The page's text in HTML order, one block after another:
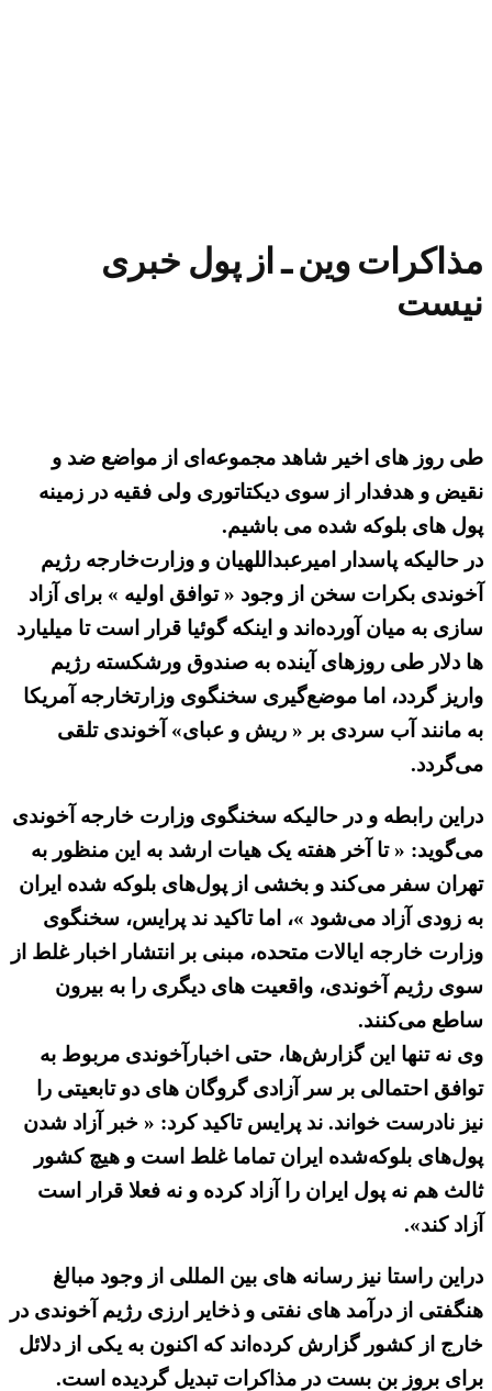
مذاکرات وین ـ از پول خبری
نیست
طی روز های اخیر شاهد مجموعه‌ای از مواضع ضد و
نقیض و هدفدار از سوی دیکتاتوری ولی فقیه در زمینه
پول های بلوکه شده می باشیم.
در حالیکه پاسدار امیرعبداللهیان و وزارت‌خارجه رژیم
آخوندی بکرات سخن از وجود « توافق اولیه » برای آزاد
سازی به میان آورده‌اند و اینکه گوئیا قرار است تا میلیارد
ها دلار طی روزهای آینده به صندوق ورشکسته رژیم
واریز گردد، اما موضع‌گیری سخنگوی وزارتخارجه آمریکا
به مانند آب سردی بر « ریش و عبای» آخوندی تلقی
می‌گردد.
دراین رابطه و در حالیکه سخنگوی وزارت خارجه آخوندی
می‌گوید: « تا آخر هفته‌ یک هیات ارشد به این منظور به
تهران سفر می‌کند و بخشی از پول‌های بلوکه شده ایران
به زودی آزاد می‌شود »، اما تاکید ند پرایس، سخنگوی
وزارت خارجه ایالات متحده، مبنی بر انتشار اخبار غلط از
سوی رژیم آخوندی، واقعیت های دیگری را به بیرون
ساطع می‌کنند.
وی نه تنها این گزارش‌ها، حتی اخبارآخوندی مربوط به
توافق احتمالی بر سر آزادی گروگان های دو تابعیتی را
نیز نادرست خواند. ند پرایس تاکید کرد: « خبر آزاد شدن
پول‌های بلوکه‌شده ایران تماما غلط است و هیچ کشور
ثالث هم نه پول ایران را آزاد کرده و نه فعلا قرار است
آزاد کند».
دراین راستا نیز رسانه های بین المللی از وجود مبالغ
هنگفتی از درآمد های نفتی و ذخایر ارزی رژیم آخوندی در
خارج از کشور گزارش کرده‌اند که اکنون به یکی از دلائل
برای بروز بن بست در مذاکرات تبدیل گردیده است.